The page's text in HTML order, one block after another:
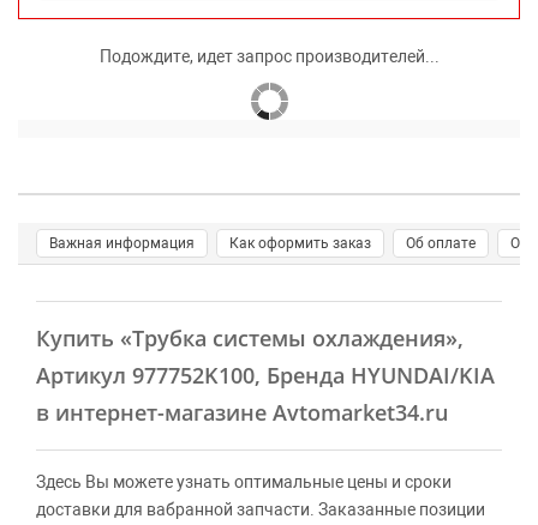
Подождите, идет запрос производителей...
Важная информация Как оформить заказ Об оплате О
Купить «Трубка системы охлаждения»,
Артикул 977752K100, Бренда HYUNDAI/KIA
в интернет-магазине Avtomarket34.ru
Здесь Вы можете узнать оптимальные цены и сроки
доставки для вабранной запчасти. Заказанные позиции